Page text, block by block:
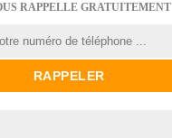
RAPPELLE GRATUITEMENT